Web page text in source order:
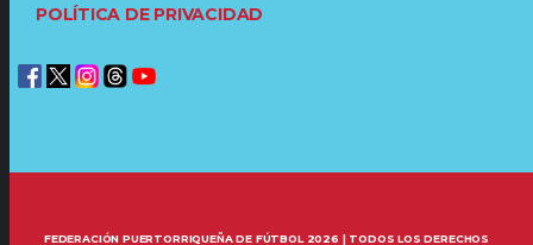
POLÍTICA DE PRIVACIDAD
FEDERACIÓN PUERTORRIQUEÑA DE FÚTBOL 2026 | TODOS LOS DERECHOS